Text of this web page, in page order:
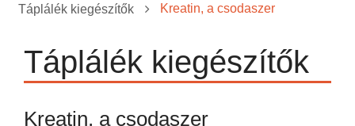
Táplálék kiegészítők Kreatin, a csodaszer
Táplálék kiegészítők
Kreatin, a csodaszer